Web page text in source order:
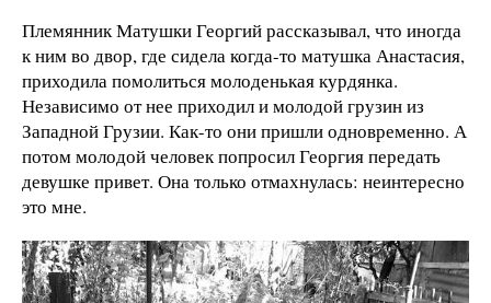
Племянник Матушки Георгий рассказывал, что иногда
к ним во двор, где сидела когда-то матушка Анастасия,
приходила помолиться молоденькая курдянка.
Независимо от нее приходил и молодой грузин из
Западной Грузии. Как-то они пришли одновременно. А
потом молодой человек попросил Георгия передать
девушке привет. Она только отмахнулась: неинтересно
это мне.